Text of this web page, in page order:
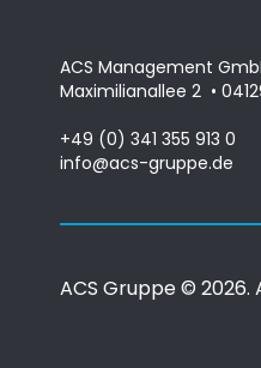
ACS Management
Maximilianallee 2 •
+49 (0) 341 355 913 0
info@acs-gruppe.de
ACS Gruppe© 2026.